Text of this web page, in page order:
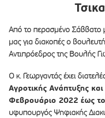
Από το περασμένο Σάββατο
μας για διακοπές ο
Αντιπρόεδρος της Βουλής
Ο κ. Γεωργαντάς έχει
Αγροτικής Ανάπτυξης
Φεβρουάριο 2022 έως
υφυπουργός Ψηφιακής